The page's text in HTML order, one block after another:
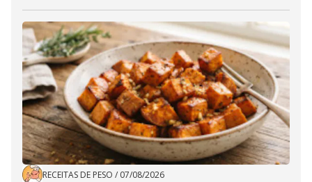
RECEITAS DE PESO / 07/08/2026